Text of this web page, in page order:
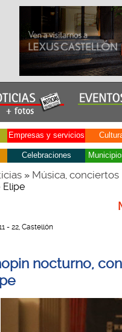
Empresas y servicios
Celebraciones
» Música, conciertos
Elipe
- 22, Castellón
nocturno,